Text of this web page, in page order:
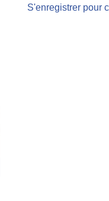
S'enregistrer pour